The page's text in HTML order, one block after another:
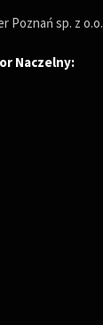
Poznań sp. z o.o.
Naczelny: